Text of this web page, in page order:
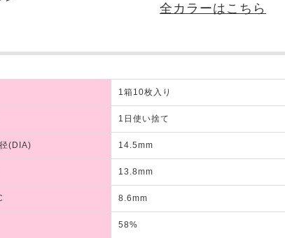
全カラーはこちら
1箱10枚入り
1日使い捨て
(DIA) 14.5mm
13.8mm
8.6mm
58%